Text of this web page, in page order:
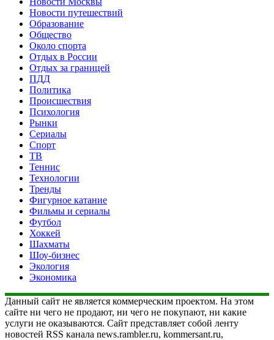
Новости путешествий
Образование
Общество
Около спорта
Отдых в России
Отдых за границей
ПДД
Политика
Происшествия
Психология
Рынки
Сериалы
Спорт
ТВ
Теннис
Технологии
Тренды
Фигурное катание
Фильмы и сериалы
Футбол
Хоккей
Шахматы
Шоу-бизнес
Экология
Экономика
Данный сайт не является коммерческим проектом. На этом
сайте ни чего не продают, ни чего не покупают, ни какие
услуги не оказываются. Сайт представляет собой ленту
новостей RSS канала news.rambler.ru, kommersant.ru,